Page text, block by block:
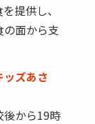
提供し、
面から支
ズあさ
後から19時